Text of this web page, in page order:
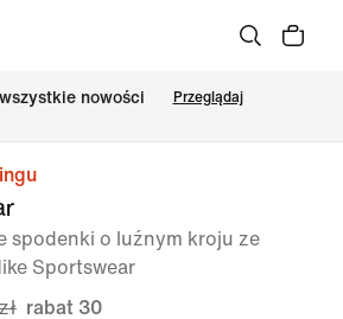
nowości Przeglądaj
spodenki o luźnym kroju ze
Sportswear
rabat 30